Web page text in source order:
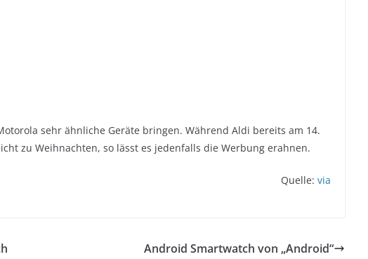
sehr ähnliche Geräte bringen. Während Aldi bereits am 14.
zu Weihnachten, so lässt es jedenfalls die Werbung erahnen.
Quelle: via
Android Smartwatch von „Android“